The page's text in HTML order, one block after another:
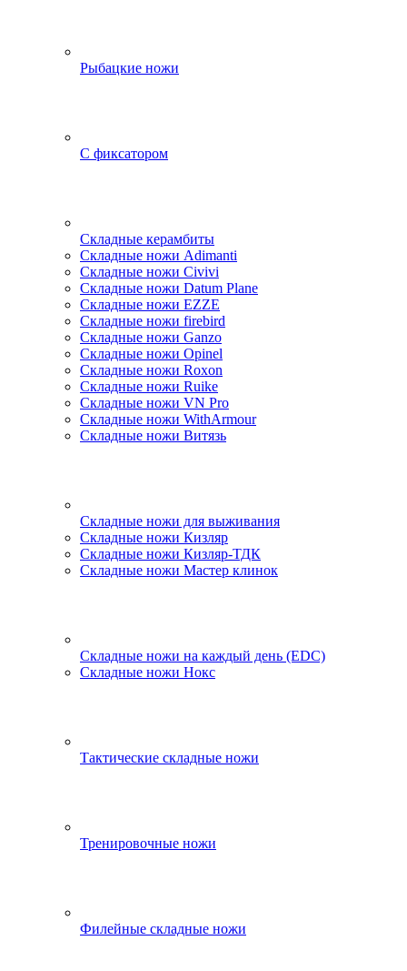
Рыбацкие ножи
С фиксатором
Складные керамбиты
Складные ножи Adimanti
Складные ножи Civivi
Складные ножи Datum Plane
Складные ножи EZZE
Складные ножи firebird
Складные ножи Ganzo
Складные ножи Opinel
Складные ножи Roxon
Складные ножи Ruike
Складные ножи VN Pro
Складные ножи WithArmour
Складные ножи Витязь
Складные ножи для выживания
Складные ножи Кизляр
Складные ножи Кизляр-ТДК
Складные ножи Мастер клинок
Складные ножи на каждый день (EDC)
Складные ножи Нокс
Тактические складные ножи
Тренировочные ножи
Филейные складные ножи